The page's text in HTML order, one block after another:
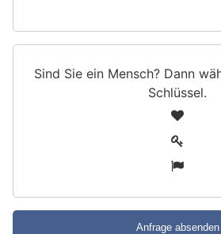
Sind Sie ein Mensch? Dann
Schlüssel.